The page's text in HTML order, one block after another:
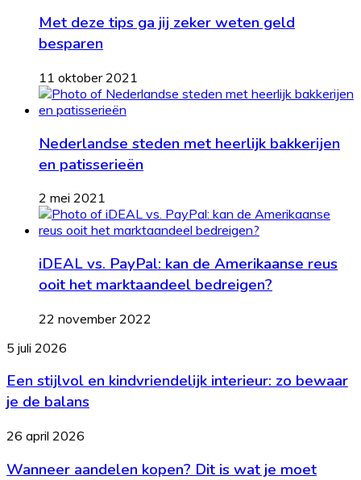
Met deze tips ga jij zeker weten geld
besparen
11 oktober 2021
Nederlandse steden met heerlijk bakkerijen
en patisserieën
2 mei 2021
iDEAL vs. PayPal: kan de Amerikaanse reus
ooit het marktaandeel bedreigen?
22 november 2022
Een
en
kindvriendelijk
interieur:
bewaar
de
5 juli 2026
Een stijlvol en kindvriendelijk interieur: zo bewaar
je de balans
Wanneer
kopen?
26 april 2026
Wanneer aandelen kopen? Dit is wat je moet